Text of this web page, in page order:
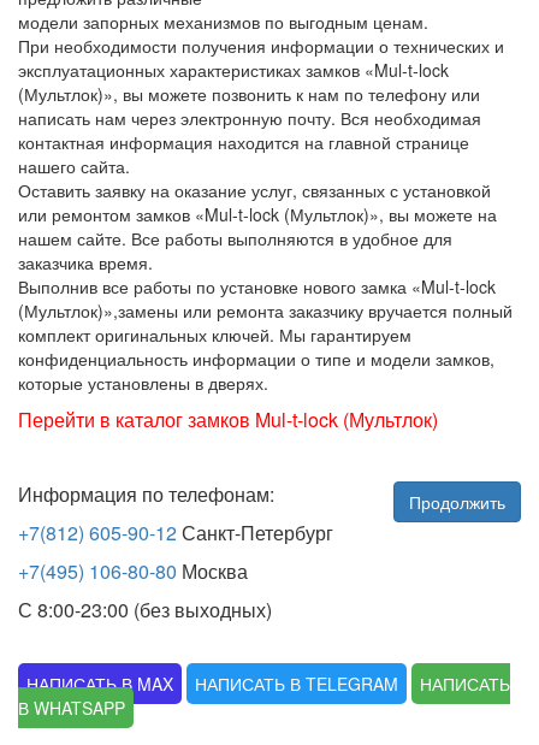
модели запорных механизмов по выгодным ценам.
При необходимости получения информации о технических и
эксплуатационных характеристиках замков «Mul-t-lock
(Мультлок)», вы можете позвонить к нам по телефону или
написать нам через электронную почту. Вся необходимая
контактная информация находится на главной странице
нашего сайта.
Оставить заявку на оказание услуг, связанных с установкой
или ремонтом замков «Mul-t-lock (Мультлок)», вы можете на
нашем сайте. Все работы выполняются в удобное для
заказчика время.
Выполнив все работы по установке нового замка «Mul-t-lock
(Мультлок)»,замены или ремонта заказчику вручается полный
комплект оригинальных ключей. Мы гарантируем
конфиденциальность информации о типе и модели замков,
которые установлены в дверях.
Перейти в каталог замков Mul-t-lock (Мультлок)
Продолжить
Информация по телефонам:
+7(812) 605-90-12Санкт-Петербург
+7(495) 106-80-80 Москва
С 8:00-23:00 (без выходных)
НАПИСАТЬ В MAX НАПИСАТЬ В TELEGRAM
НАПИСАТЬ
В WHATSAPP